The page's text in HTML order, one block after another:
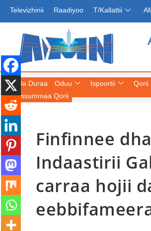
Televizhinii Raadiyoo T/Kallattii
Fuula Duraa Oduu Ispoortii Qorii
Keessummaa Qorii
Finfinnee
Indaastirii
carraa hojii